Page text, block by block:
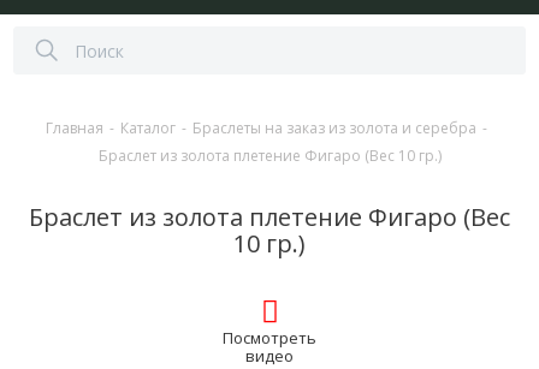
Главная - Каталог - Браслеты на заказ из золота и серебра -
Браслет из золота плетение Фигаро (Вес 10 гр.)
Браслет из золота плетение Фигаро (Вес
10 гр.)
Посмотреть
видео